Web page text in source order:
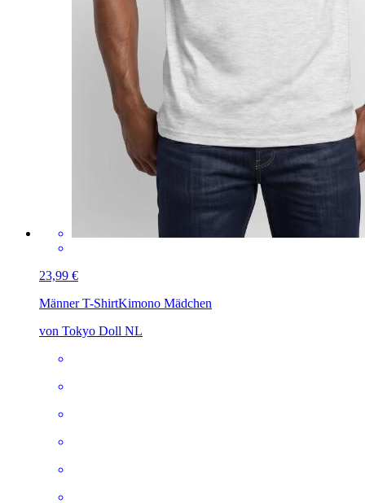
23,99 €
Männer T-ShirtKimono Mädchen
von Tokyo Doll NL